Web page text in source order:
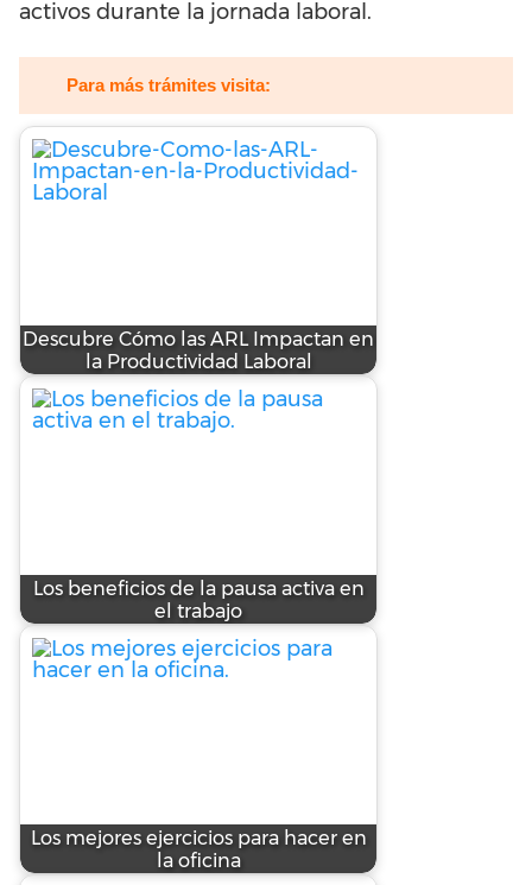
activos durante la jornada laboral.
Para más trámites visita:
Descubre Cómo las ARL Impactan en
la Productividad Laboral
Los beneficios de la pausa activa en
el trabajo
Los mejores ejercicios para hacer en
la oficina